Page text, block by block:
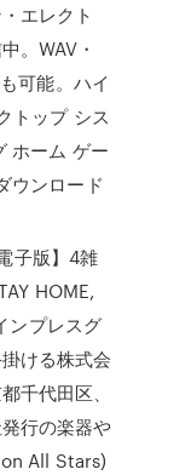
エレクト
。WAV・
可能。ハイ
トップ シス
ホーム ゲー
ウンロード
子版】4雑
HOME,
ンプレスグ
ける株式会
千代田区、
行の楽器や
All Stars)